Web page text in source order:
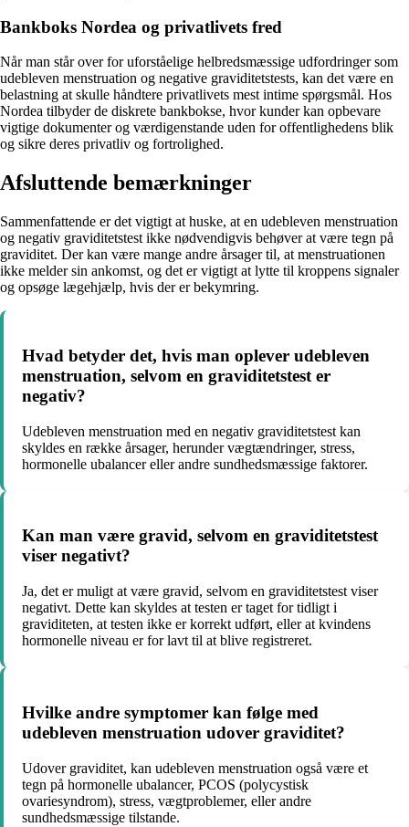
Bankboks Nordea og privatlivets fred
Når man står over for uforståelige helbredsmæssige udfordringer som
udebleven menstruation og negative graviditetstests, kan det være en
belastning at skulle håndtere privatlivets mest intime spørgsmål. Hos
Nordea tilbyder de diskrete bankbokse, hvor kunder kan opbevare
vigtige dokumenter og værdigenstande uden for offentlighedens blik
og sikre deres privatliv og fortrolighed.
Afsluttende bemærkninger
Sammenfattende er det vigtigt at huske, at en udebleven menstruation
og negativ graviditetstest ikke nødvendigvis behøver at være tegn på
graviditet. Der kan være mange andre årsager til, at menstruationen
ikke melder sin ankomst, og det er vigtigt at lytte til kroppens signaler
og opsøge lægehjælp, hvis der er bekymring.
Hvad betyder det, hvis man oplever udebleven
menstruation, selvom en graviditetstest er
negativ?
Udebleven menstruation med en negativ graviditetstest kan
skyldes en række årsager, herunder vægtændringer, stress,
hormonelle ubalancer eller andre sundhedsmæssige faktorer.
Kan man være gravid, selvom en graviditetstest
viser negativt?
Ja, det er muligt at være gravid, selvom en graviditetstest viser
negativt. Dette kan skyldes at testen er taget for tidligt i
graviditeten, at testen ikke er korrekt udført, eller at kvindens
hormonelle niveau er for lavt til at blive registreret.
Hvilke andre symptomer kan følge med
udebleven menstruation udover graviditet?
Udover graviditet, kan udebleven menstruation også være et
tegn på hormonelle ubalancer, PCOS (polycystisk
ovariesyndrom), stress, vægtproblemer, eller andre
sundhedsmæssige tilstande.